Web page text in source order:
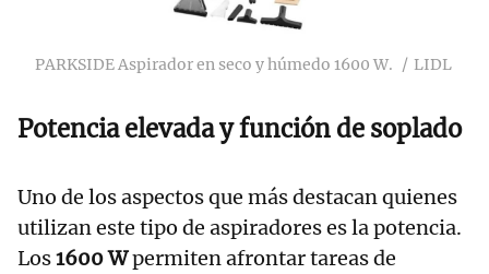
PARKSIDE Aspirador en seco y húmedo 1600 W. LIDL
Potencia elevada y función de soplado
Uno de los aspectos que más destacan quienes
utilizan este tipo de aspiradores es la potencia.
Los1600 Wpermiten afrontar tareas de